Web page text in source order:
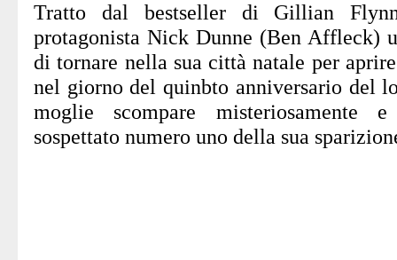
Tratto dal bestseller di Gillian
protagonista Nick Dunne (Ben Affleck)
di tornare nella sua città natale per
nel giorno del quinbto anniversario del
moglie scompare
sospettato numero uno della sua